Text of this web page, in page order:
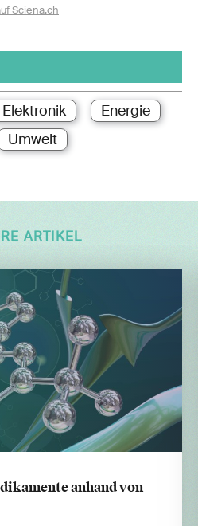
Sciena.ch
Energie
Umwelt
ARTIKEL
anhand von